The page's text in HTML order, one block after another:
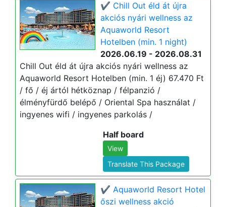
✔️ Chill Out éld át újra
akciós nyári wellness az
Aquaworld Resort
Hotelben (min. 1 night)
2026.06.19 - 2026.08.31
Chill Out éld át újra akciós nyári wellness az
Aquaworld Resort Hotelben (min. 1 éj) 67.470 Ft
/ fő / éj ártól hétköznap / félpanzió /
élményfürdő belépő / Oriental Spa használat /
ingyenes wifi / ingyenes parkolás /
Half board
View
Translate This Package
✔️ Aquaworld Resort Hotel
őszi wellness akció